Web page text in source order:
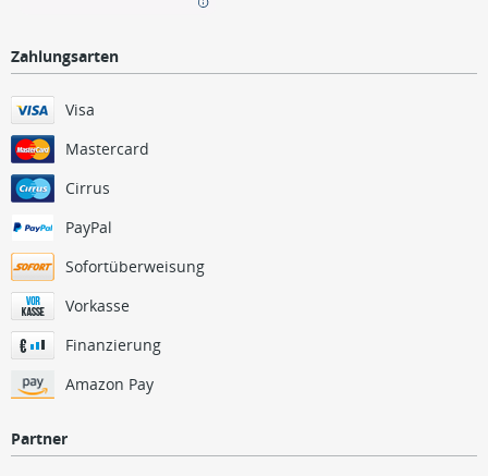
Zahlungsarten
Visa
Mastercard
Cirrus
PayPal
Sofortüberweisung
Vorkasse
Finanzierung
Amazon Pay
Partner